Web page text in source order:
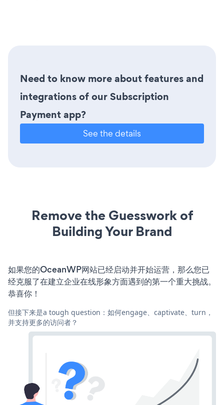
Need to know more about features and
integrations of our Subscription
Payment app?
See the details
Remove the Guesswork of
Building Your Brand
如果您的OceanWP网站已经启动并开始运营，那么您已
经克服了在建立企业在线形象方面遇到的第一个重大挑战。
恭喜你！
但接下来是a tough question：如何engage、captivate、turn，
并支持更多的访问者？